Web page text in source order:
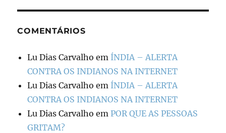
COMENTÁRIOS
Lu Dias Carvalho em ÍNDIA – ALERTA
CONTRA OS INDIANOS NA INTERNET
Lu Dias Carvalho em ÍNDIA – ALERTA
CONTRA OS INDIANOS NA INTERNET
Lu Dias Carvalho em POR QUE AS PESSOAS
GRITAM?